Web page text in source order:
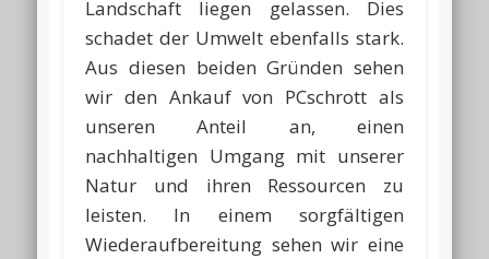
Landschaft liegen gelassen. Dies
schadet der Umwelt ebenfalls stark.
Aus diesen beiden Gründen sehen
wir den Ankauf von PCschrott als
unseren Anteil an, einen
nachhaltigen Umgang mit unserer
Natur und ihren Ressourcen zu
leisten. In einem sorgfältigen
Wiederaufbereitung sehen wir eine